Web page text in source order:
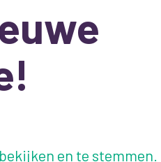
en te stemmen.